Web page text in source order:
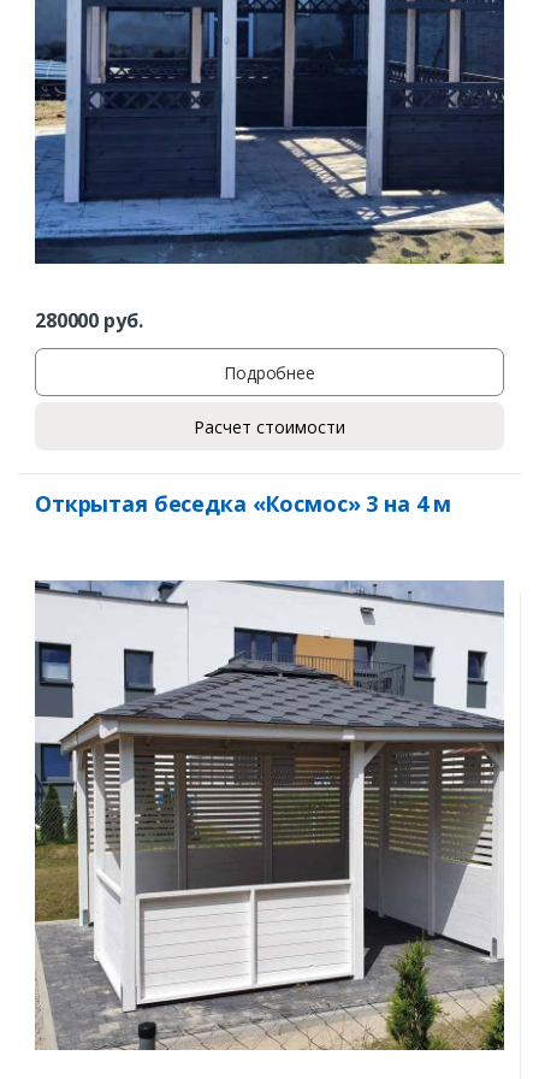
280000 руб.
Подробнее
Расчет стоимости
Открытая беседка «Космос» 3 на 4 м